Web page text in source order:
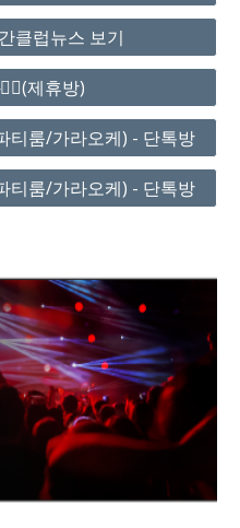
클럽뉴스 보기
제휴방)
티룸/가라오케) - 단톡방
티룸/가라오케) - 단톡방